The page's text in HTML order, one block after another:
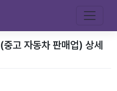
고 자동차 판매업) 상세